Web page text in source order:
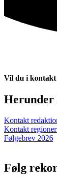
Vil du i kontakt
Herunder
Kontakt
Kontakt
Følgebrev 2026
Følg